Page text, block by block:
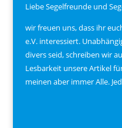
Liebe Segelfreunde und
wir freuen uns, dass ihr
e.V. interessiert.
divers seid, schreiben wir
Lesbarkeit unsere Artikel
meinen aber immer Alle.